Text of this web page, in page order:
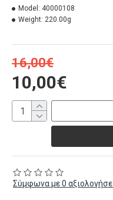
Σύμφωνα με 0
10,00€
16,00€
Model: 40000108
Weight: 220.00g